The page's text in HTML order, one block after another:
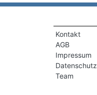
Kontakt
AGB
Impressum
Datenschutz
Team